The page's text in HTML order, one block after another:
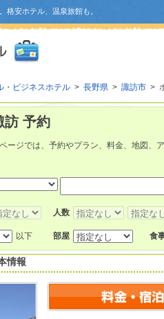
格安ホテル、温泉旅館も。
・ビジネスホテル > 長野県 > 諏訪市 >
訪 予約
ージでは、予約やプラン、料金、地図、
人数
以下 部屋 食
情報